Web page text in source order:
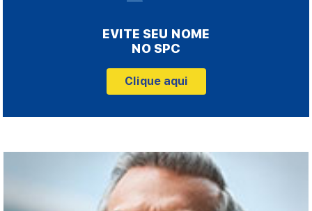
EVITE SEU NOME
NO SPC
Clique aqui